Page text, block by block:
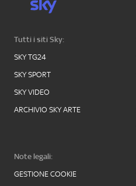
Tutti i siti Sky:
SKY TG24
SKY SPORT
SKY VIDEO
ARCHIVIO SKY ARTE
Note legali:
GESTIONE COOKIE